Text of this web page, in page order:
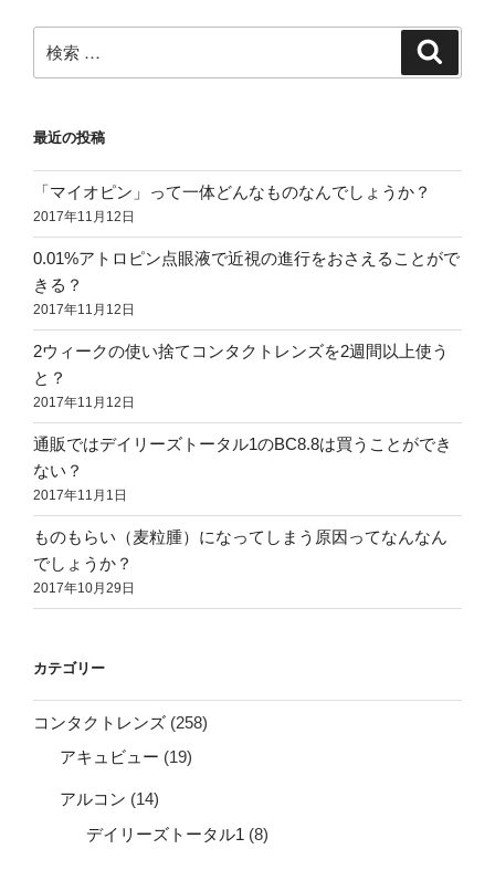
検
索:
最近の投稿
「マイオピン」って一体どんなものなんでしょうか？
2017年11月12日
0.01%アトロピン点眼液で近視の進行をおさえることがで
きる？
2017年11月12日
2ウィークの使い捨てコンタクトレンズを2週間以上使う
と？
2017年11月12日
通販ではデイリーズトータル1のBC8.8は買うことができ
ない？
2017年11月1日
ものもらい（麦粒腫）になってしまう原因ってなんなん
でしょうか？
2017年10月29日
カテゴリー
コンタクトレンズ (258)
アキュビュー (19)
アルコン (14)
デイリーズトータル1 (8)